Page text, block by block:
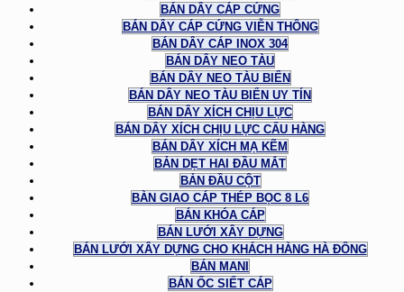
BÁN DÂY CÁP CỨNG
BÁN DÂY CÁP CỨNG VIỄN THÔNG
BÁN DÂY CÁP INOX 304
BÁN DÂY NEO TÀU
BÁN DÂY NEO TÀU BIỂN
BÁN DÂY NEO TÀU BIỂN UY TÍN
BÁN DÂY XÍCH CHỊU LỰC
BÁN DÂY XÍCH CHỊU LỰC CẨU HÀNG
BÁN DÂY XÍCH MẠ KẼM
BẢN DẸT HAI ĐẦU MẮT
BẢN ĐẦU CỘT
BÀN GIAO CÁP THÉP BỌC 8 L6
BÁN KHÓA CÁP
BÁN LƯỚI XÂY DỰNG
BÁN LƯỚI XÂY DỰNG CHO KHÁCH HÀNG HÀ ĐÔNG
BÁN MANI
BÁN ỐC SIẾT CÁP